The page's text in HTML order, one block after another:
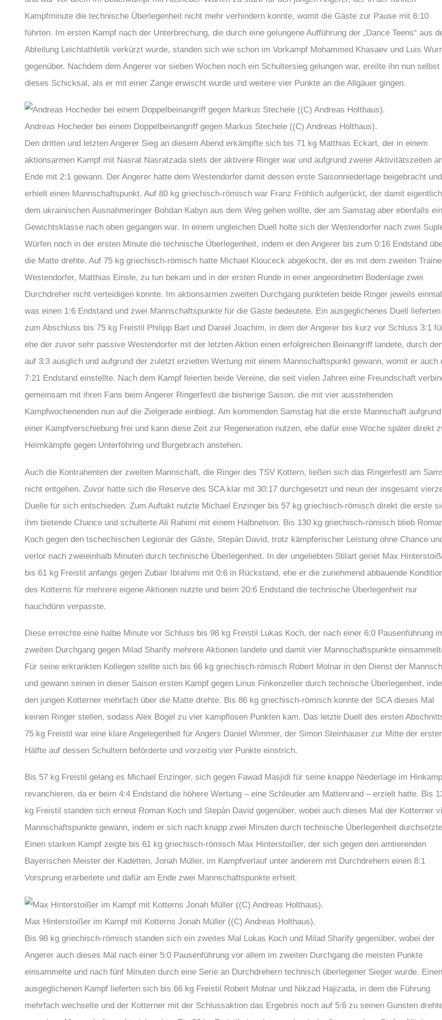
Kampfminute die technische Überlegenheit nicht mehr verhindern konnte, womit die Gäste zur Pause mit 6:10
führten. Im ersten Kampf nach der Unterbrechung, die durch eine gelungene Aufführung der „Dance Teens“ aus
Abteilung Leichtathletik verkürzt wurde, standen sich wie schon im Vorkampf Mohammed Khasaev und Luis
gegenüber. Nachdem dem Angerer vor sieben Wochen noch ein Schultersieg gelungen war, ereilte ihn nun selbst
dieses Schicksal, als er mit einer Zange erwischt wurde und weitere vier Punkte an die Allgäuer gingen.
Andreas Hocheder bei einem Doppelbeinangriff gegen Markus Stechele ((C) Andreas Holthaus).
Den dritten und letzten Angerer Sieg an diesem Abend erkämpfte sich bis 71 kg Matthias Eckart, der in einem
aktionsarmen Kampf mit Nasrat Nasratzada stets der aktivere Ringer war und aufgrund zweier Aktivitätszeiten
Ende mit 2:1 gewann. Der Angerer hatte dem Westendorfer damit dessen erste Saisonniederlage beigebracht und
erhielt einen Mannschaftspunkt. Auf 80 kg griechisch-römisch war Franz Fröhlich aufgerückt, der damit eigentlich
dem ukrainischen Ausnahmeringer Bohdan Kabyn aus dem Weg gehen wollte, der am Samstag aber ebenfalls
Gewichtsklasse nach oben gegangen war. In einem ungleichen Duell holte sich der Westendorfer nach zwei
Würfen noch in der ersten Minute die technische Überlegenheit, indem er den Angerer bis zum 0:16 Endstand
die Matte drehte. Auf 75 kg griechisch-römisch hatte Michael Klouceck abgekocht, der es mit dem zweiten
Westendorfer, Matthias Einsle, zu tun bekam und in der ersten Runde in einer angeordneten Bodenlage zwei
Durchdreher nicht verteidigen konnte. Im aktionsarmen zweiten Durchgang punkteten beide Ringer jeweils
was einen 1:6 Endstand und zwei Mannschaftspunkte für die Gäste bedeutete. Ein ausgeglichenes Duell
zum Abschluss bis 75 kg Freistil Philipp Bart und Daniel Joachim, in dem der Angerer bis kurz vor Schluss 3:1
ehe der zuvor sehr passive Westendorfer mit der letzten Aktion einen erfolgreichen Beinangriff landete, durch
auf 3:3 ausglich und aufgrund der zuletzt erzielten Wertung mit einem Mannschaftspunkt gewann, womit er auch
7:21 Endstand einstellte. Nach dem Kampf feierten beide Vereine, die seit vielen Jahren eine Freundschaft
gemeinsam mit ihren Fans beim Angerer Ringerfestl die bisherige Saison, die mit vier ausstehenden
Kampfwochenenden nun auf die Zielgerade einbiegt. Am kommenden Samstag hat die erste Mannschaft aufgrund
einer Kampfverschiebung frei und kann diese Zeit zur Regeneration nutzen, ehe dafür eine Woche später direkt
Heimkämpfe gegen Unterföhring und Burgebrach anstehen.
Auch die Kontrahenten der zweiten Mannschaft, die Ringer des TSV Kottern, ließen sich das Ringerfestl am
nicht entgehen. Zuvor hatte sich die Reserve des SCA klar mit 30:17 durchgesetzt und neun der insgesamt
Duelle für sich entschieden. Zum Auftakt nutzte Michael Enzinger bis 57 kg griechisch-römisch direkt die erste
ihm bietende Chance und schulterte Ali Rahimi mit einem Halbnelson. Bis 130 kg griechisch-römisch blieb
Koch gegen den tschechischen Legionär der Gäste, Stepán David, trotz kämpferischer Leistung ohne Chance
verlor nach zweieinhalb Minuten durch technische Überlegenheit. In der ungeliebten Stilart geriet Max
bis 61 kg Freistil anfangs gegen Zubair Ibrahimi mit 0:6 in Rückstand, ehe er die zunehmend abbauende
des Kotterns für mehrere eigene Aktionen nutzte und beim 20:6 Endstand die technische Überlegenheit nur
hauchdünn verpasste.
Diese erreichte eine halbe Minute vor Schluss bis 98 kg Freistil Lukas Koch, der nach einer 6:0 Pausenführung
zweiten Durchgang gegen Milad Sharify mehrere Aktionen landete und damit vier Mannschaftspunkte
Für seine erkrankten Kollegen stellte sich bis 66 kg griechisch-römisch Robert Molnar in den Dienst der
und gewann seinen in dieser Saison ersten Kampf gegen Linus Finkenzeller durch technische Überlegenheit,
den jungen Kotterner mehrfach über die Matte drehte. Bis 86 kg griechisch-römisch konnte der SCA dieses Mal
keinen Ringer stellen, sodass Alex Bögel zu vier kampflosen Punkten kam. Das letzte Duell des ersten
75 kg Freistil war eine klare Angelegenheit für Angers Daniel Wimmer, der Simon Steinhauser zur Mitte der
Hälfte auf dessen Schultern beförderte und vorzeitig vier Punkte einstrich.
Bis 57 kg Freistil gelang es Michael Enzinger, sich gegen Fawad Masjidi für seine knappe Niederlage im
revanchieren, da er beim 4:4 Endstand die höhere Wertung – eine Schleuder am Mattenrand – erzielt hatte. Bis
kg Freistil standen sich erneut Roman Koch und Stepán David gegenüber, wobei auch dieses Mal der Kotterner
Mannschaftspunkte gewann, indem er sich nach knapp zwei Minuten durch technische Überlegenheit
Einen starken Kampf zeigte bis 61 kg griechisch-römisch Max Hinterstoißer, der sich gegen den amtierenden
Bayerischen Meister der Kadetten, Jonah Müller, im Kampfverlauf unter anderem mit Durchdrehern einen 8:1
Vorsprung erarbeitete und dafür am Ende zwei Mannschaftspunkte erhielt.
Max Hinterstoißer im Kampf mit Kotterns Jonah Müller ((C) Andreas Holthaus).
Bis 98 kg griechisch-römisch standen sich ein zweites Mal Lukas Koch und Milad Sharify gegenüber, wobei der
Angerer auch dieses Mal nach einer 5:0 Pausenführung vor allem im zweiten Durchgang die meisten Punkte
einsammelte und nach fünf Minuten durch eine Serie an Durchdrehern technisch überlegener Sieger wurde. Einen
ausgeglichenen Kampf lieferten sich bis 66 kg Freistil Robert Molnar und Nikzad Hajizada, in dem die Führung
mehrfach wechselte und der Kotterner mit der Schlussaktion das Ergebnis noch auf 5:6 zu seinen Gunsten